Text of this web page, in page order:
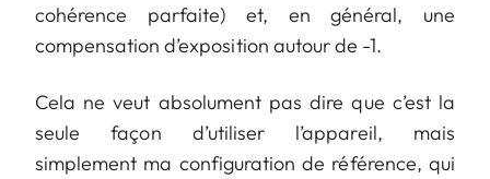
cohérence parfaite) et, en général, une
compensation d’exposition autour de -1.
Cela ne veut absolument pas dire que c’est la
seule façon d’utiliser l’appareil, mais
simplement ma configuration de référence, qui